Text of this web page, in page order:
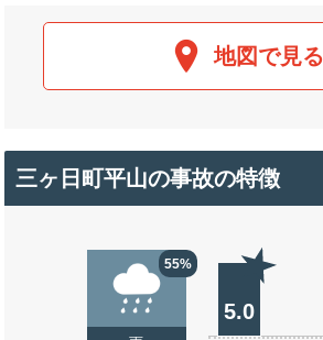
地図で見る
三ヶ日町平山の事故の特徴
55%
5.0